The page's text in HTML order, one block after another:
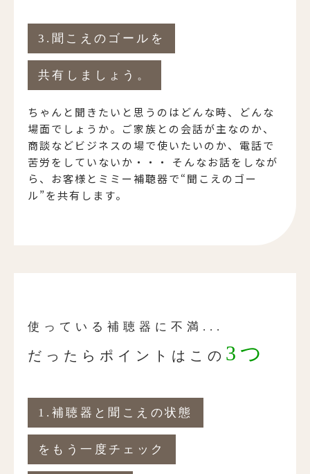
3.聞こえのゴールを
共有しましょう。
ちゃんと聞きたいと思うのはどんな時、どんな
場面でしょうか。ご家族との会話が主なのか、
商談などビジネスの場で使いたいのか、電話で
苦労をしていないか・・・ そんなお話をしなが
ら、お客様とミミー補聴器で“聞こえのゴー
ル”を共有します。
使っている補聴器に不満...
だったらポイントはこの 3つ
1.補聴器と聞こえの状態
をもう一度チェック